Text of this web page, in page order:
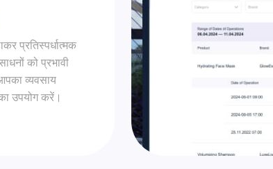
प्रतिस्पर्धात्मक
को प्रभावी
व्यवसाय
उपयोग करें।